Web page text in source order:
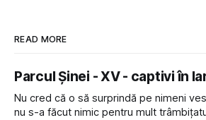
READ MORE
Parcul Șinei - XV - captivi în
Nu cred că o să surprindă pe nimeni
nu s-a făcut nimic pentru mult